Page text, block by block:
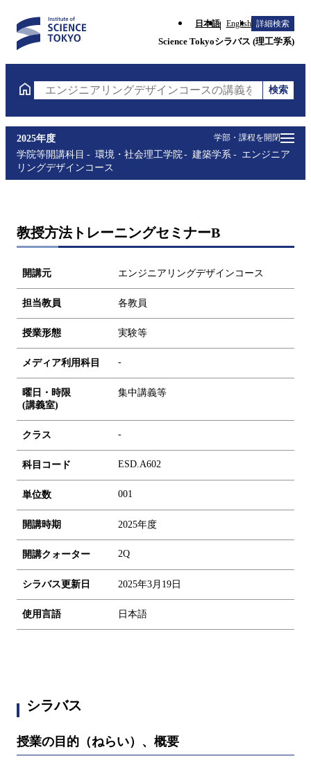
日本語 English 詳細検索
Science Tokyoシラバス (理工学系)
エンジニアリングデザインコースの講義を検索（講
検索
学部・課程を開閉
2025年度
学院等開講科目
環境・社会理工学院 建築学系
エンジニア
リングデザインコース
教授方法トレーニングセミナーB
開講元 エンジニアリングデザインコース
担当教員 各教員
授業形態 実験等
メディア利用科目 -
曜日・時限
(講義室)
集中講義等
クラス -
科目コード ESD.A602
単位数 001
開講時期 2025年度
開講クォーター 2Q
シラバス更新日 2025年3月19日
使用言語 日本語
シラバス
授業の目的（ねらい）、概要